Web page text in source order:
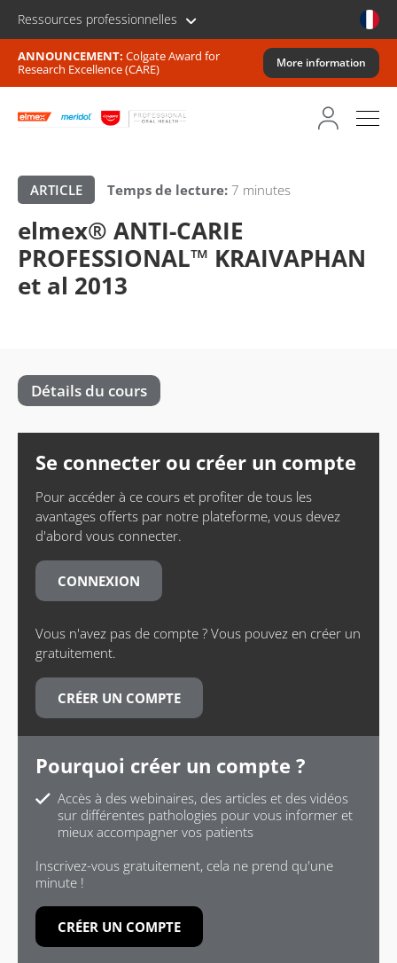
Ressources professionnelles
ANNOUNCEMENT: Colgate Award for
Research Excellence (CARE)
More information
ARTICLE Temps de lecture: 7 minutes
elmex® ANTI-CARIE
PROFESSIONAL™ KRAIVAPHAN
et al 2013
Détails du cours
Se connecter ou créer un compte
Pour accéder à ce cours et profiter de tous les
avantages offerts par notre plateforme, vous devez
d'abord vous connecter.
CONNEXION
Vous n'avez pas de compte ? Vous pouvez en créer un
gratuitement.
CRÉER UN COMPTE
Pourquoi créer un compte ?
Accès à des webinaires, des articles et des vidéos
sur différentes pathologies pour vous informer et
mieux accompagner vos patients
Inscrivez-vous gratuitement, cela ne prend qu'une
minute !
CRÉER UN COMPTE